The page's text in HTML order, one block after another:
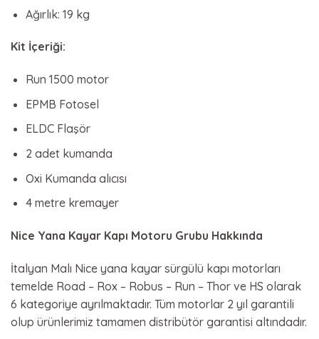
Ağırlık: 19 kg
Kit İçeriği:
Run 1500 motor
EPMB Fotosel
ELDC Flaşör
2 adet kumanda
Oxi Kumanda alıcısı
4 metre kremayer
Nice Yana Kayar Kapı Motoru Grubu Hakkında
İtalyan Malı Nice yana kayar sürgülü kapı motorları
temelde Road – Rox – Robus – Run – Thor ve HS olarak
6 kategoriye ayrılmaktadır. Tüm motorlar 2 yıl garantili
olup ürünlerimiz tamamen distribütör garantisi altındadır.